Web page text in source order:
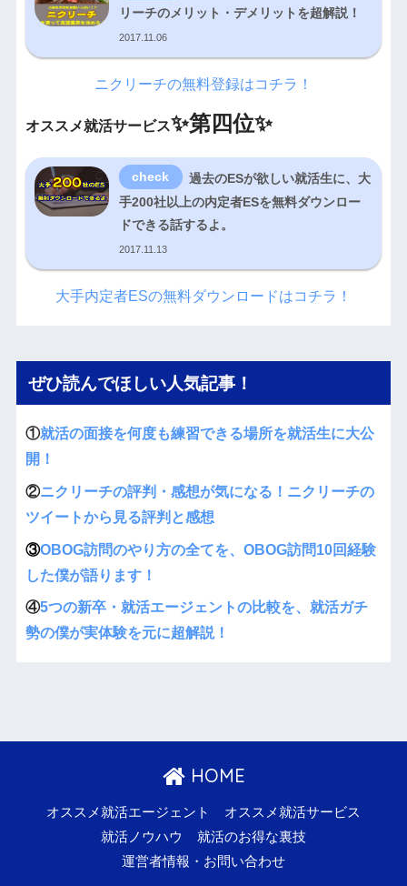
リーチのメリット・デメリットを超解説！
2017.11.06
ニクリーチの無料登録はコチラ！
オススメ就活サービス✨第四位✨
過去のESが欲しい就活生に、大
手200社以上の内定者ESを無料ダウンロー
ドできる話するよ。
2017.11.13
大手内定者ESの無料ダウンロードはコチラ！
ぜひ読んでほしい人気記事！
①就活の面接を何度も練習できる場所を就活生に大公
開！
②ニクリーチの評判・感想が気になる！ニクリーチの
ツイートから見る評判と感想
③OBOG訪問のやり方の全てを、OBOG訪問10回経験
した僕が語ります！
④5つの新卒・就活エージェントの比較を、就活ガチ
勢の僕が実体験を元に超解説！
HOME
オススメ就活エージェント
オススメ就活サービス
就活ノウハウ
就活のお得な裏技
運営者情報・お問い合わせ